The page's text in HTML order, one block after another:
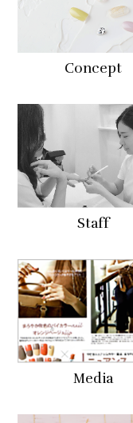
Concept
Staff
Media